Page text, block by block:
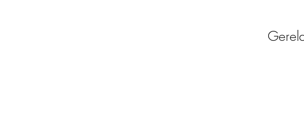
styling tool. De STEAM+ is een vernieuwde versie van de